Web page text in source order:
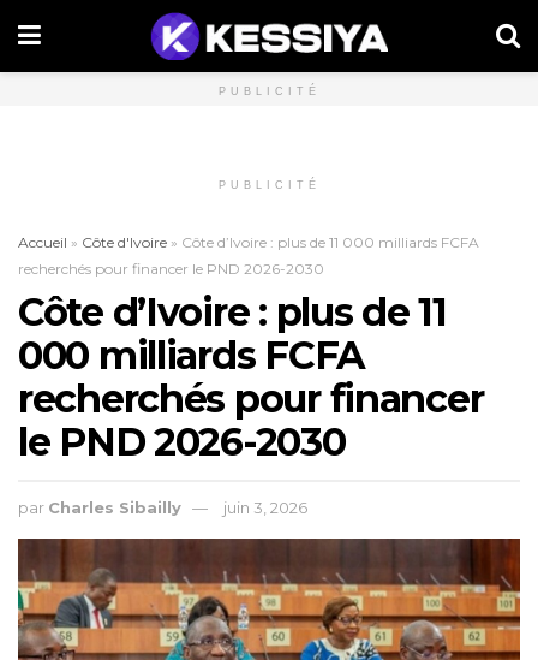
PUBLICITÉ
PUBLICITÉ
Accueil » Côte d'Ivoire » Côte d’Ivoire : plus de 11 000 milliards FCFA
recherchés pour financer le PND 2026-2030
Côte d’Ivoire : plus de 11
000 milliards FCFA
recherchés pour financer
le PND 2026-2030
par Charles Sibailly juin 3, 2026